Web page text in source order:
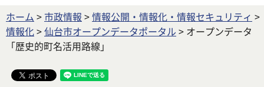
ホーム >市政情報 >情報公開・情報化・情報セキュリティ >
情報化>仙台市オープンデータポータル > オープンデータ
「歴史的町名活用路線」